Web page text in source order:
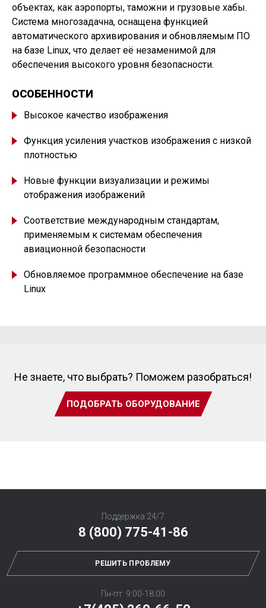
объектах, как аэропорты, таможни и грузовые хабы.
Система многозадачна, оснащена функцией
автоматического архивирования и обновляемым ПО
на базе Linux, что делает её незаменимой для
обеспечения высокого уровня безопасности.
ОСОБЕННОСТИ
Высокое качество изображения
Функция усиления участков изображения с низкой
плотностью
Новые функции визуализации и режимы
отображения изображений
Соответствие международным стандартам,
применяемым к системам обеспечения
авиационной безопасности
Обновляемое программное обеспечение на базе
Linux
Не знаете, что выбрать? Поможем разобраться!
ПОДОБРАТЬ ОБОРУДОВАНИЕ
Поддержка 24/7
8 (800) 775-41-86
РЕШИТЬ ПРОБЛЕМУ
Пн-пт: 9:00-18:00